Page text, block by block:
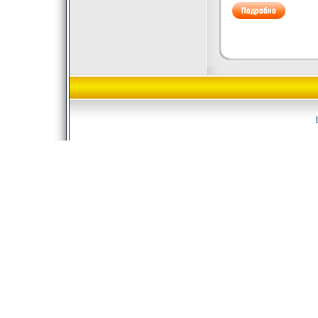
влияние
Йорке и
карьеру в
Jonathan